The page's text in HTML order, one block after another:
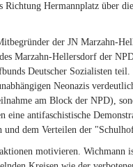
Hermannplatz über
der JN Marzahn-
Marzahn-Hellersdorf der
Deutscher Sozialisten
Neonazis
am Block der NPD),
antifaschistische
und dem Verteilen der
motivieren. Wichmann